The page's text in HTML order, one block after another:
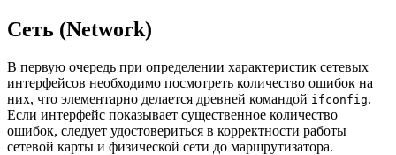
Сеть (Network)
В первую очередь при определении характеристик сетевых
интерфейсов необходимо посмотреть количество ошибок на
них, что элементарно делается древней командой ifconfig.
Если интерфейс показывает существенное количество
ошибок, следует удостовериться в корректности работы
сетевой карты и физической сети до маршрутизатора.